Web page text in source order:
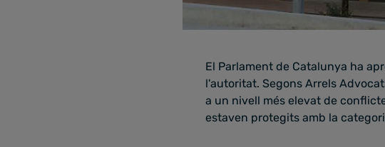
El Parlament de Catalunya ha
l'autoritat. Segons Arrels
a un nivell més elevat de
estaven protegits amb la